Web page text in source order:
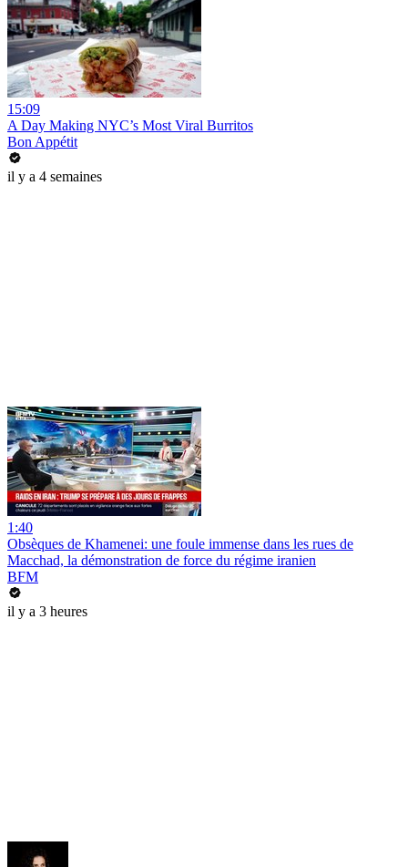
15:09
A Day Making NYC’s Most Viral Burritos
Bon Appétit
il y a 4 semaines
1:40
Obsèques de Khamenei: une foule immense dans les rues de
Macchad, la démonstration de force du régime iranien
BFM
il y a 3 heures